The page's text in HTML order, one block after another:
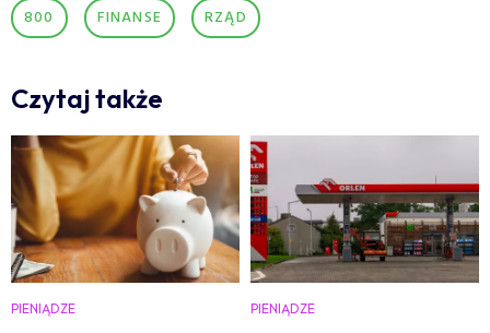
800 FINANSE RZĄD
Czytaj także
PIENIĄDZE PIENIĄDZE